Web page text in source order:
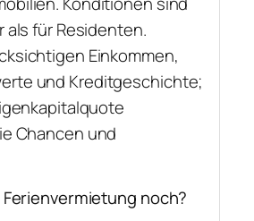
als für Residenten.
Einkommen,
und Kreditgeschichte;
Chancen und
noch?